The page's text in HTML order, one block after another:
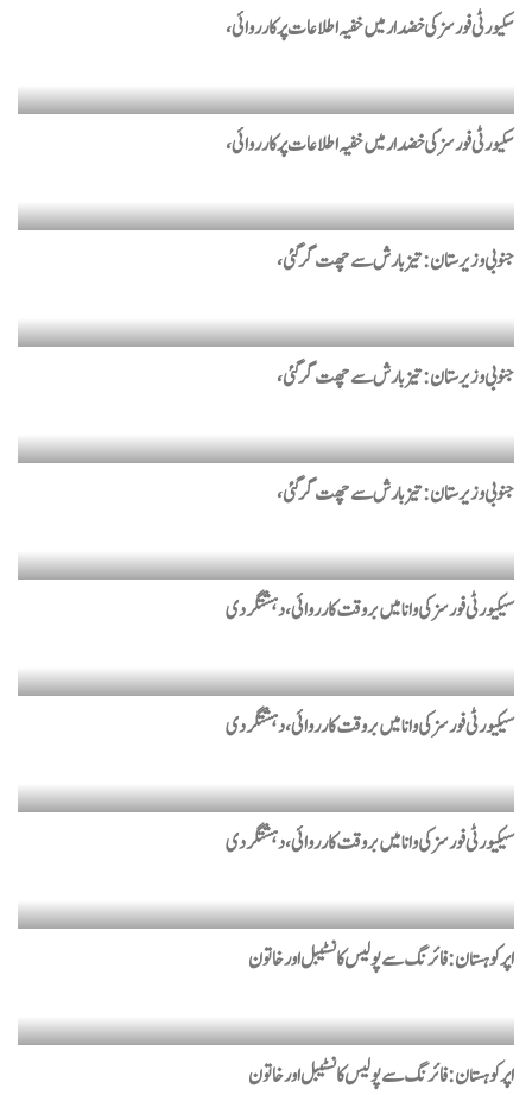
سکیورٹی فورسز کی خضدار میں خفیہ اطلاعات پرکارروائی،
سکیورٹی فورسز کی خضدار میں خفیہ اطلاعات پرکارروائی،
جنوبی وزیرستان: تیز بارش سے چھت گر گئی،
جنوبی وزیرستان: تیز بارش سے چھت گر گئی،
جنوبی وزیرستان: تیز بارش سے چھت گر گئی،
سیکیورٹی فورسز کی وانا میں بروقت کارروائی، دہشتگردی
سیکیورٹی فورسز کی وانا میں بروقت کارروائی، دہشتگردی
سیکیورٹی فورسز کی وانا میں بروقت کارروائی، دہشتگردی
اپر کوہستان: فائرنگ سے پولیس کانسٹیبل اور خاتون
اپر کوہستان: فائرنگ سے پولیس کانسٹیبل اور خاتون